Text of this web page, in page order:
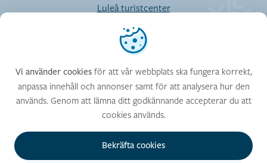
Vi använder cookies
Vi använder cookiesför att vår webbplats ska fungera korrekt,
anpassa innehåll och annonser samt för att analysera hur den
används. Genom att lämna ditt godkännande accepterar du att
cookies används.
Bekräfta cookies
Luleå turistcenter
Möten/Privatresor/Press
Kontaktuppgifter till Visit Luleå-enheten
Cookies
FÖLJ OSS
Facebook Instagram